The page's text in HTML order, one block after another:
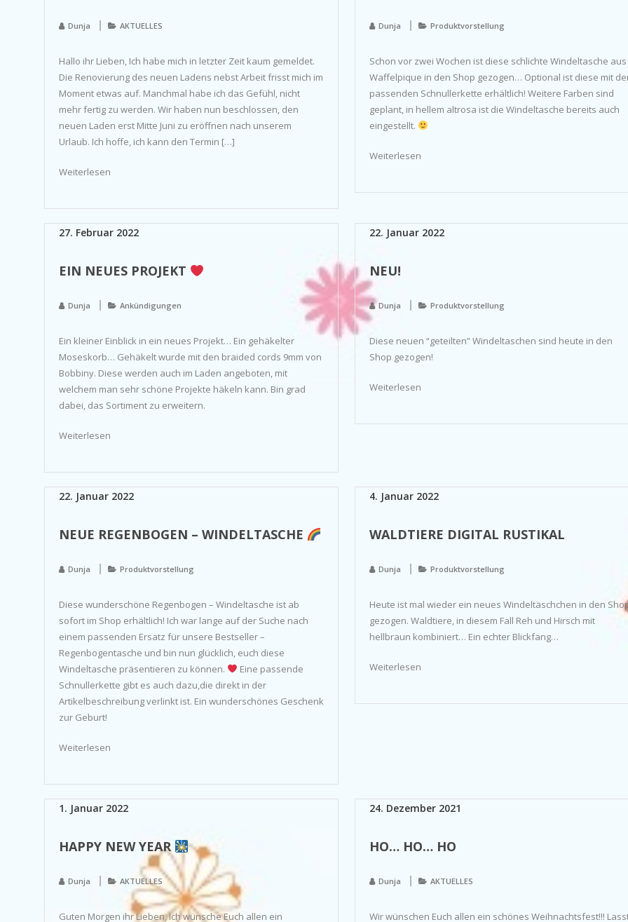
Dunja AKTUELLES
Hallo ihr Lieben, Ich habe mich in letzter Zeit kaum gemeldet.
Die Renovierung des neuen Ladens nebst Arbeit frisst mich im
Moment etwas auf. Manchmal habe ich das Gefühl, nicht
mehr fertig zu werden. Wir haben nun beschlossen, den
neuen Laden erst Mitte Juni zu eröffnen nach unserem
Urlaub. Ich hoffe, ich kann den Termin […]
Weiterlesen
Dunja Produktvorstellung
Schon vor zwei Wochen ist diese schlichte Windeltasche aus
Waffelpique in den Shop gezogen… Optional ist diese mit
passenden Schnullerkette erhältlich! Weitere Farben sind
geplant, in hellem altrosa ist die Windeltasche bereits auch
eingestellt.
Weiterlesen
27. Februar 2022
EIN NEUES PROJEKT
Dunja Ankündigungen
Ein kleiner Einblick in ein neues Projekt… Ein gehäkelter
Moseskorb… Gehäkelt wurde mit den braided cords 9mm von
Bobbiny. Diese werden auch im Laden angeboten, mit
welchem man sehr schöne Projekte häkeln kann. Bin grad
dabei, das Sortiment zu erweitern.
Weiterlesen
22. Januar 2022
NEU!
Dunja Produktvorstellung
Diese neuen “geteilten” Windeltaschen sind heute in den
Shop gezogen!
Weiterlesen
22. Januar 2022
NEUE REGENBOGEN – WINDELTASCHE
Dunja Produktvorstellung
Diese wunderschöne Regenbogen – Windeltasche ist ab
sofort im Shop erhältlich! Ich war lange auf der Suche nach
einem passenden Ersatz für unsere Bestseller –
Regenbogentasche und bin nun glücklich, euch diese
Windeltasche präsentieren zu können.
Eine passende
Schnullerkette gibt es auch dazu,die direkt in der
Artikelbeschreibung verlinkt ist. Ein wunderschönes Geschenk
zur Geburt!
Weiterlesen
4. Januar 2022
WALDTIERE DIGITAL RUSTIKAL
Dunja Produktvorstellung
Heute ist mal wieder ein neues Windeltäschchen in den
gezogen. Waldtiere, in diesem Fall Reh und Hirsch mit
hellbraun kombiniert… Ein echter Blickfang…
Weiterlesen
1. Januar 2022
HAPPY NEW YEAR
Dunja AKTUELLES
Guten Morgen ihr Lieben, Ich wünsche Euch allen ein
24. Dezember 2021
HO… HO… HO
Dunja AKTUELLES
Wir wünschen Euch allen ein schönes Weihnachtsfest!!!